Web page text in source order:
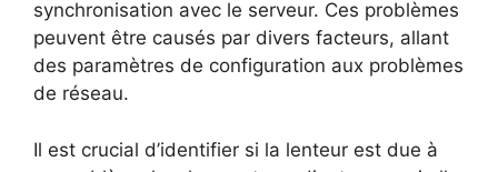
synchronisation avec le serveur. Ces problèmes
peuvent être causés par divers facteurs, allant
des paramètres de configuration aux problèmes
de réseau.
Il est crucial d’identifier si la lenteur est due à